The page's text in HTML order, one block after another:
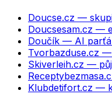
Doucse.cz —
Doucsesam.cz —
Doučík — AI
Tvorbazduse.cz —
Skiverleih.cz —
Klubdetifort.cz —